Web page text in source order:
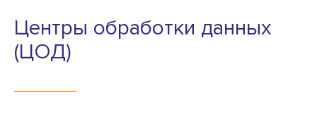
Центры обработки данных
(ЦОД)